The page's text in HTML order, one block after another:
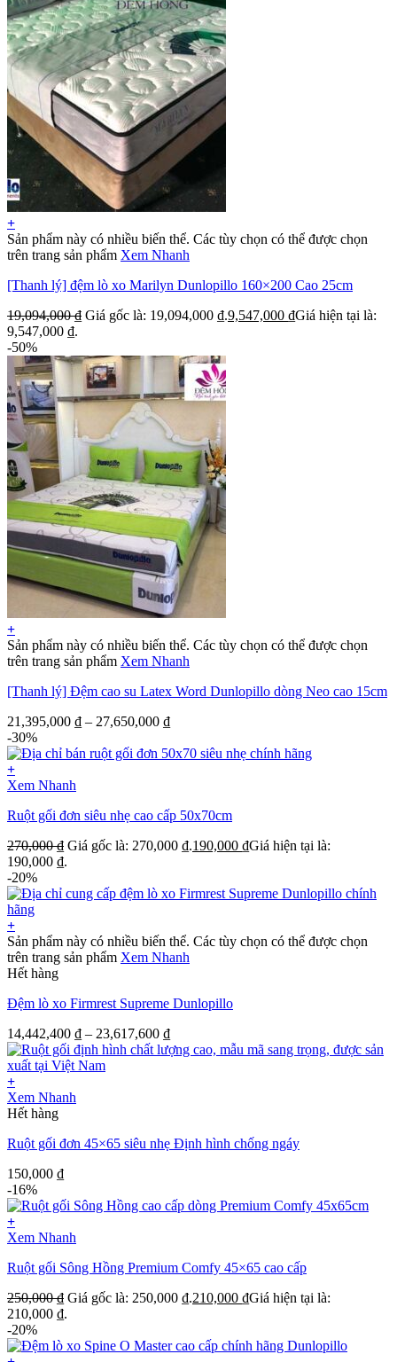
+
Sản phẩm này có nhiều biến thể. Các tùy chọn có thể được chọn
trên trang sản phẩm Xem Nhanh
[Thanh lý] đệm lò xo Marilyn Dunlopillo 160×200 Cao 25cm
19,094,000₫ Giá gốc là: 19,094,000 ₫.9,547,000 ₫Giá hiện tại là:
9,547,000 ₫.
-50%
+
Sản phẩm này có nhiều biến thể. Các tùy chọn có thể được chọn
trên trang sản phẩm Xem Nhanh
[Thanh lý] Đệm cao su Latex Word Dunlopillo dòng Neo cao 15cm
21,395,000 ₫ – 27,650,000 ₫
-30%
+
Xem Nhanh
Ruột gối đơn siêu nhẹ cao cấp 50x70cm
270,000₫ Giá gốc là: 270,000 ₫.190,000 ₫Giá hiện tại là:
190,000 ₫.
-20%
+
Sản phẩm này có nhiều biến thể. Các tùy chọn có thể được chọn
trên trang sản phẩm Xem Nhanh
Hết hàng
Đệm lò xo Firmrest Supreme Dunlopillo
14,442,400 ₫ – 23,617,600 ₫
+
Xem Nhanh
Hết hàng
Ruột gối đơn 45×65 siêu nhẹ Định hình chống ngáy
150,000 ₫
-16%
+
Xem Nhanh
Ruột gối Sông Hồng Premium Comfy 45×65 cao cấp
250,000₫ Giá gốc là: 250,000 ₫.210,000 ₫Giá hiện tại là:
210,000 ₫.
-20%